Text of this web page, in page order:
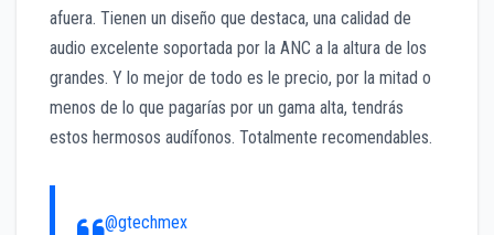
afuera. Tienen un diseño que destaca, una calidad de
audio excelente soportada por la ANC a la altura de los
grandes. Y lo mejor de todo es le precio, por la mitad o
menos de lo que pagarías por un gama alta, tendrás
estos hermosos audífonos. Totalmente recomendables.
@gtechmex